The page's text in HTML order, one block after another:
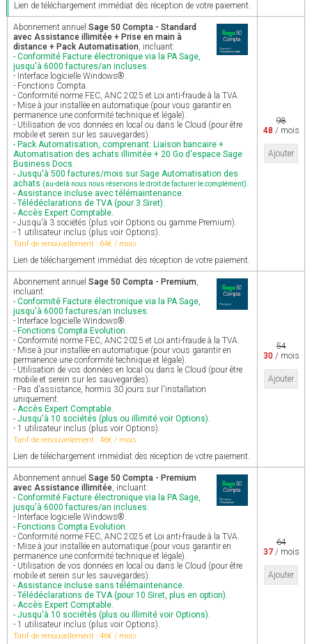
Lien de téléchargement immédiat dès réception de votre paiement.
Abonnement annuel Sage 50 Compta - Standard
avec Assistance illimitée + Prise en main à
distance + Pack Automatisation, incluant:
- Conformité Facture électronique via la PA Sage,
jusqu'à 6000 factures/an incluses.
- Interface logicielle Windows®.
- Fonctions Compta.
- Conformité norme FEC, ANC 2025 et Loi anti-fraude à la TVA.
- Mise à jour installée en automatique (pour vous garantir en
permanence une conformité technique et légale).
- Utilisation de vos données en local ou dans le Cloud (pour être
mobile et serein sur les sauvegardes).
- Pack Automatisation, comprenant: Liaison bancaire +
Automatisation des achats illimitée + 20 Go d'espace Sage
Business Docs.
- Jusqu'à 500 factures/mois sur Sage Automatisation des
achats (au-delà nous nous réservons le droit de facturer le complément).
- Assistance incluse avec télémaintenance.
- Télédéclarations de TVA (pour 3 Siret).
- Accès Expert Comptable.
- Jusqu'à 3 sociétés (plus voir Options ou gamme Premium).
- 1 utilisateur inclus (plus voir Options).
Tarif de renouvellement : 64€ / mois
Lien de téléchargement immédiat dès réception de votre paiement.
98
48 / mois
Ajouter
Abonnement annuel Sage 50 Compta - Premium,
incluant:
- Conformité Facture électronique via la PA Sage,
jusqu'à 6000 factures/an incluses.
- Interface logicielle Windows®.
- Fonctions Compta Evolution.
- Conformité norme FEC, ANC 2025 et Loi anti-fraude à la TVA.
- Mise à jour installée en automatique (pour vous garantir en
permanence une conformité technique et légale).
- Utilisation de vos données en local ou dans le Cloud (pour être
mobile et serein sur les sauvegardes).
- Pas d'assistance, hormis 30 jours sur l'installation
uniquement.
- Accès Expert Comptable.
- Jusqu'à 10 sociétés (plus ou illimité voir Options).
- 1 utilisateur inclus (plus voir Options).
Tarif de renouvellement : 46€ / mois
Lien de téléchargement immédiat dès réception de votre paiement.
54
30/ mois
Ajouter
Abonnement annuel Sage 50 Compta - Premium
avec Assistance illimitée, incluant:
- Conformité Facture électronique via la PA Sage,
jusqu'à 6000 factures/an incluses.
- Interface logicielle Windows®.
- Fonctions Compta Evolution.
- Conformité norme FEC, ANC 2025 et Loi anti-fraude à la TVA.
- Mise à jour installée en automatique (pour vous garantir en
permanence une conformité technique et légale).
- Utilisation de vos données en local ou dans le Cloud (pour être
mobile et serein sur les sauvegardes).
- Assistance incluse sans télémaintenance.
- Télédéclarations de TVA (pour 10 Siret, plus en option).
- Accès Expert Comptable.
- Jusqu'à 10 sociétés (plus ou illimité voir Options).
- 1 utilisateur inclus (plus voir Options).
Tarif de renouvellement : 46€ / mois
64
37/ mois
Ajouter